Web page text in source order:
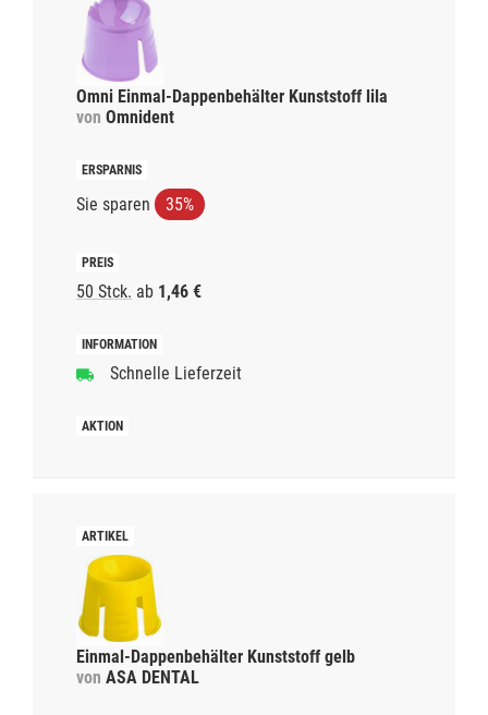
Omni Einmal-Dappenbehälter Kunststoff lila
von Omnident
Sie sparen 35%
50 Stck. ab 1,46 €
Schnelle Lieferzeit
Einmal-Dappenbehälter Kunststoff gelb
von ASA DENTAL